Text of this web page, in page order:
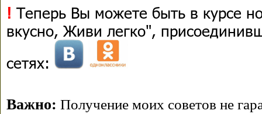
! Теперь Вы можете быть в курсе
вкусно, Живи легко",
сетях:
Важно: Получение моих советов не